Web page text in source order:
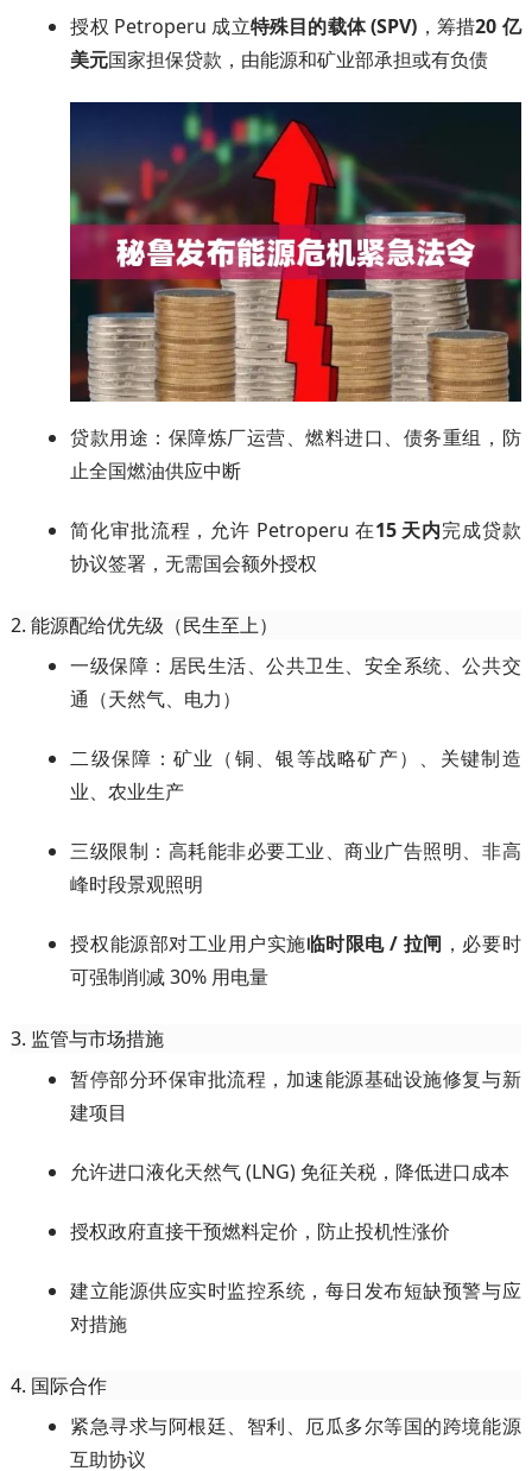
授权 Petroperu 成立特殊目的载体 (SPV) ，筹措20 亿
美元国家担保贷款，由能源和矿业部承担或有负债
贷款用途：保障炼厂运营、燃料进口、债务重组，防
止全国燃油供应中断
简化审批流程，允许 Petroperu 在15 天内完成贷款
协议签署，无需国会额外授权
2. 能源配给优先级（民生至上）
一级保障：居民生活、公共卫生、安全系统、公共交
通（天然气、电力）
二级保障：矿业（铜、银等战略矿产）、关键制造
业、农业生产
三级限制：高耗能非必要工业、商业广告照明、非高
峰时段景观照明
授权能源部对工业用户实施临时限电 / 拉闸 ，必要时
可强制削减 30% 用电量
3. 监管与市场措施
暂停部分环保审批流程，加速能源基础设施修复与新
建项目
允许进口液化天然气 (LNG) 免征关税，降低进口成本
授权政府直接干预燃料定价，防止投机性涨价
建立能源供应实时监控系统，每日发布短缺预警与应
对措施
4. 国际合作
紧急寻求与阿根廷、智利、厄瓜多尔等国的跨境能源
互助协议